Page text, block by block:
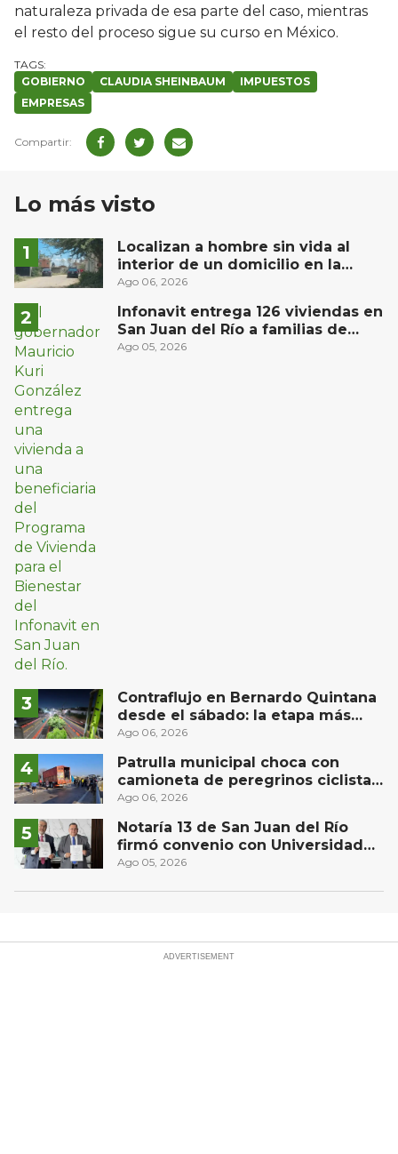
naturaleza privada de esa parte del caso, mientras
el resto del proceso sigue su curso en México.
GOBIERNO CLAUDIA SHEINBAUM
IMPUESTOS
EMPRESAS
Lo más visto
Localizan a hombre sin vida al
interior de un domicilio en la
comunidad El Rodeo, San Juan del
Ago 06, 2026
Infonavit entrega 126 viviendas en
San Juan del Río a familias de
bajos ingresos
Ago 05, 2026
Contraflujo en Bernardo Quintana
desde el sábado: la etapa más
compleja del operativo vial
Ago 06, 2026
Patrulla municipal choca con
camioneta de peregrinos ciclistas
en la autopista México-Querétaro
Ago 06, 2026
Notaría 13 de San Juan del Río
firmó convenio con Universidad
Privada del Bajío para recibir
Ago 05, 2026